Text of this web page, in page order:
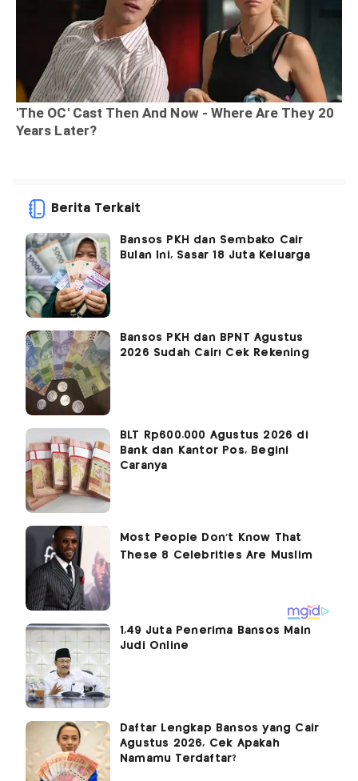
Berita Terkait
Bansos PKH dan Sembako Cair
Bulan Ini, Sasar 18 Juta Keluarga
Bansos PKH dan BPNT Agustus
2026 Sudah Cair! Cek Rekening
BLT Rp600.000 Agustus 2026 di
Bank dan Kantor Pos, Begini
Caranya
1,49 Juta Penerima Bansos Main
Judi Online
Daftar Lengkap Bansos yang Cair
Agustus 2026, Cek Apakah
Namamu Terdaftar?